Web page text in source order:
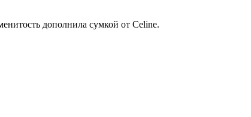
дополнила сумкой от Celine.